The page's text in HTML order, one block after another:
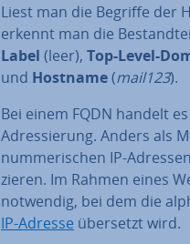
Liest man die Begriffe der
erkennt man die
Label (leer), Top-Level-
und Hostname(mail123).
Bei einem FQDN handelt
Adres­sie­rung. Anders als
num­me­ri­schen IP-
zie­ren. Im Rahmen eines
notwendig, bei dem die
IP-Adresse übersetzt wird.